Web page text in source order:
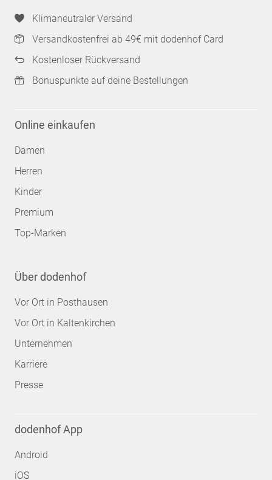
Klimaneutraler Versand
Versandkostenfrei ab 49€ mit dodenhof Card
Kostenloser Rückversand
Bonuspunkte auf deine Bestellungen
Online einkaufen
Damen
Herren
Kinder
Premium
Top-Marken
Über dodenhof
Vor Ort in Posthausen
Vor Ort in Kaltenkirchen
Unternehmen
Karriere
Presse
dodenhof App
Android
iOS